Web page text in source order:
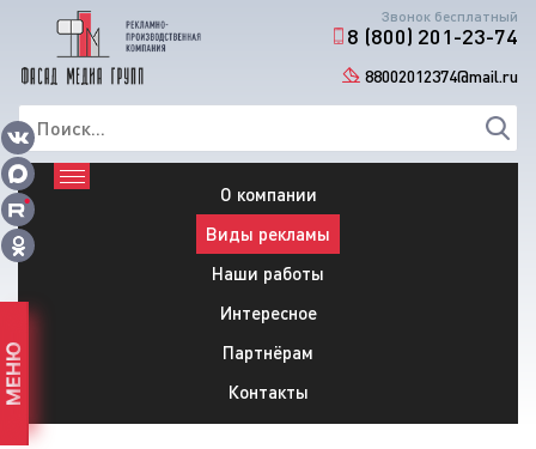
Звонок бесплатный
8 (800) 201-23-74
88002012374@mail.ru
О компании
Виды рекламы
Наши работы
Интересное
Партнёрам
Контакты
МЕНЮ